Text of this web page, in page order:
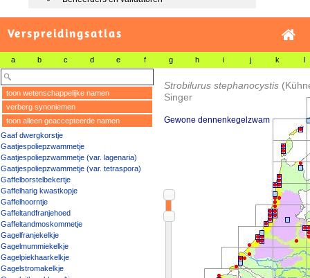
Verspreidingsatlas
a b c d e f g h i j k l
toon wetenschappelijke namen
verberg synoniemen
toon alleen geaccepteerde namen
Gaaf dwergkorstje
Gaatjespoliepzwammetje
Gaatjespoliepzwammetje (var. lagenaria)
Gaatjespoliepzwammetje (var. tetraspora)
Gaffelborstelbekertje
Gaffelharig kwastkopje
Gaffelhoorntje
Gaffeltandfranjehoed
Gaffeltandmoskommetje
Gagelfranjekelkje
Gagelmummiekelkje
Gagelpiekhaarkelkje
Gagelstromakelkje
Strobilurus stephanocystis
Singer
Gewone dennenkegelzwam